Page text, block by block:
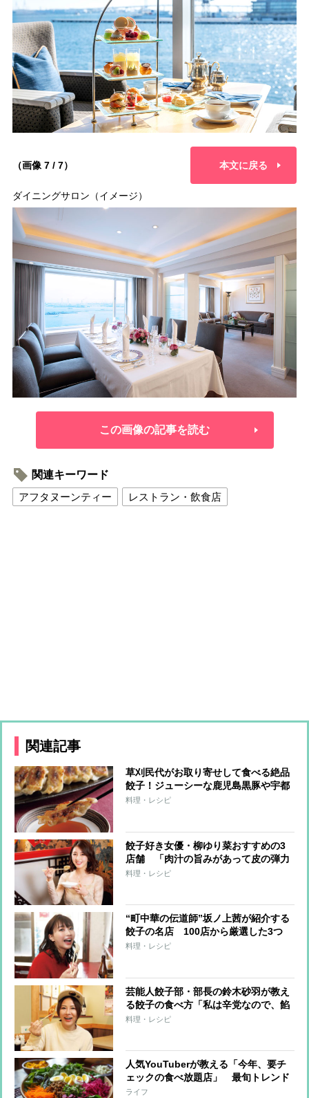
（画像 7 / 7） 本文に戻る
ダイニングサロン（イメージ）
この画像の記事を読む
関連キーワード
アフタヌーンティー
レストラン・飲食店
関連記事
草刈民代がお取り寄せして食べる絶品
餃子！ジューシーな鹿児島黒豚や宇都
宮の老舗など3店舗をチェック
料理・レシピ
餃子好き女優・柳ゆり菜おすすめの3
店舗 「肉汁の旨みがあって皮の弾力
もすごい」中国由来の「蒸し餃子」も
料理・レシピ
“町中華の伝道師”坂ノ上茜が紹介する
餃子の名店 100店から厳選した3つ
は？
料理・レシピ
芸能人餃子部・部長の鈴木砂羽が教え
る餃子の食べ方「私は辛党なので、餡
の味がしっかりしていれば“酢ラー
料理・レシピ
人気YouTuberが教える「今年、要チ
ェックの食べ放題店」 最旬トレンド
は野菜食べ放題、高級江戸前寿司の
ライフ